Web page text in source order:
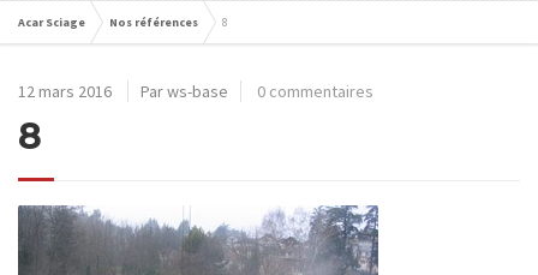
Acar Sciage Nos références 8
12 mars 2016 Par ws-base 0 commentaires
8